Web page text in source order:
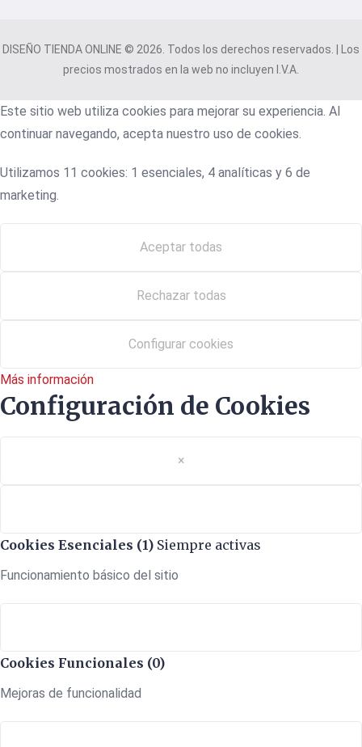
DISEÑO TIENDA ONLINE © 2026. Todos los derechos reservados. | Los
precios mostrados en la web no incluyen I.V.A.
Este sitio web utiliza cookies para mejorar su experiencia. Al
continuar navegando, acepta nuestro uso de cookies.
Utilizamos 11 cookies: 1 esenciales, 4 analíticas y 6 de
marketing.
Aceptar todas
Rechazar todas
Configurar cookies
Más información
Configuración de Cookies
×
Cookies Esenciales (1) Siempre activas
Funcionamiento básico del sitio
Cookies Funcionales (0)
Mejoras de funcionalidad